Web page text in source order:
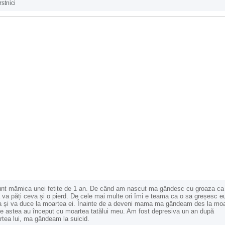
mămica unei fetite de 1 an. De când am nascut ma gândesc cu groaza
va păți ceva și o pierd. De cele mai multe ori îmi e teama ca o sa greșesc
și va duce la moartea ei. Înainte de a deveni mama ma gândeam des la
astea au început cu moartea tatălui meu. Am fost depresiva un an după
lui, ma gândeam la suicid.